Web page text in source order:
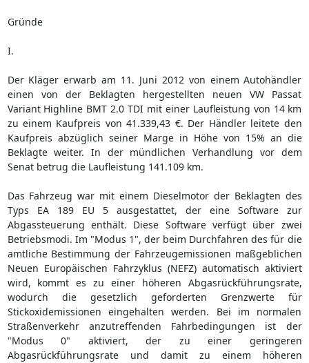
Gründe
I.
Der Kläger erwarb am 11. Juni 2012 von einem Autohändler
einen von der Beklagten hergestellten neuen VW Passat
Variant Highline BMT 2.0 TDI mit einer Laufleistung von 14 km
zu einem Kaufpreis von 41.339,43 €. Der Händler leitete den
Kaufpreis abzüglich seiner Marge in Höhe von 15% an die
Beklagte weiter. In der mündlichen Verhandlung vor dem
Senat betrug die Laufleistung 141.109 km.
Das Fahrzeug war mit einem Dieselmotor der Beklagten des
Typs EA 189 EU 5 ausgestattet, der eine Software zur
Abgassteuerung enthält. Diese Software verfügt über zwei
Betriebsmodi. Im "Modus 1", der beim Durchfahren des für die
amtliche Bestimmung der Fahrzeugemissionen maßgeblichen
Neuen Europäischen Fahrzyklus (NEFZ) automatisch aktiviert
wird, kommt es zu einer höheren Abgasrückführungsrate,
wodurch die gesetzlich geforderten Grenzwerte für
Stickoxidemissionen eingehalten werden. Bei im normalen
Straßenverkehr anzutreffenden Fahrbedingungen ist der
"Modus 0" aktiviert, der zu einer geringeren
Abgasrückführungsrate und damit zu einem höheren